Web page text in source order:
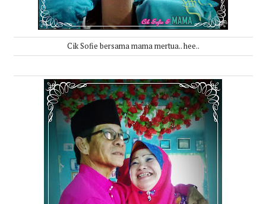
Cik Sofie bersama mama mertua.. hee..